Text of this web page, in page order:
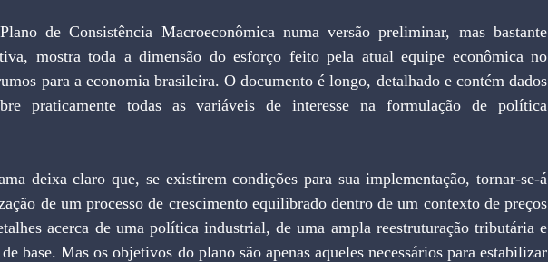
de Consistência Macroeconômica numa versão preliminar, mas bastante
mostra toda a dimensão do esforço feito pela atual equipe econômica no
para a economia brasileira. O documento é longo, detalhado e contém dados
praticamente todas as variáveis de interesse na formulação de política
deixa claro que, se existirem condições para sua implementação, tornar-se-á
de um processo de crescimento equilibrado dentro de um contexto de preços
acerca de uma política industrial, de uma ampla reestruturação tributária e
base. Mas os objetivos do plano são apenas aqueles necessários para estabilizar